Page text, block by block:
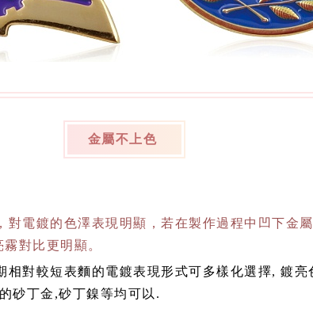
金屬不上色
電鍍的色澤表現明顯，若在製作過程中凹下金
對比更明顯。
對較短表麵的電鍍表現形式可多樣化選擇, 鍍亮
砂丁金,砂丁鎳等均可以.